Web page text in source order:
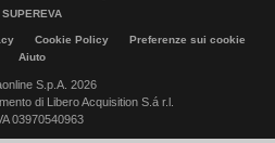
SUPEREVA
Cookie Policy
Preferenze sui cookie
Aiuto
S.p.A. 2026
di Libero Acquisition S.á r.l.
03970540963